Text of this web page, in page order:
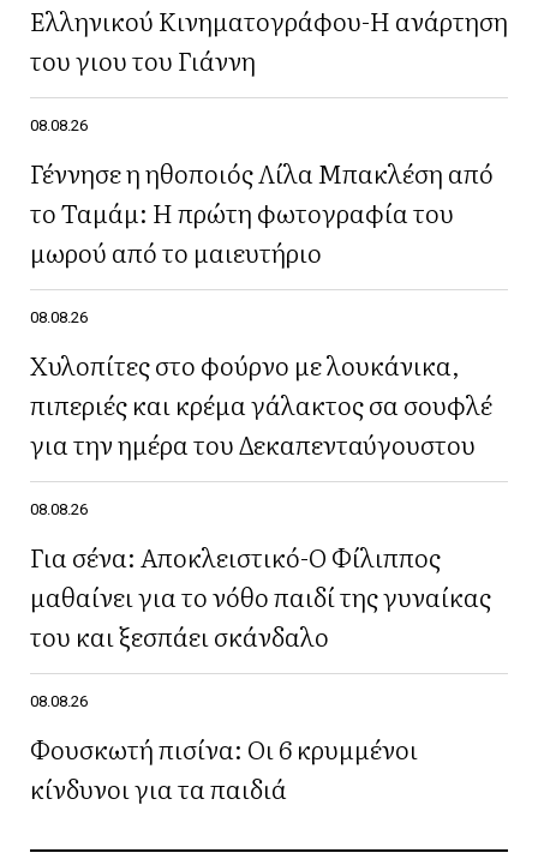
Ελληνικού Κινηματογράφου-Η ανάρτηση
του γιου του Γιάννη
08.08.26
Γέννησε η ηθοποιός Λίλα Μπακλέση από
το Ταμάμ: Η πρώτη φωτογραφία του
μωρού από το μαιευτήριο
08.08.26
Χυλοπίτες στο φούρνο με λουκάνικα,
πιπεριές και κρέμα γάλακτος σα σουφλέ
για την ημέρα του Δεκαπενταύγουστου
08.08.26
Για σένα: Αποκλειστικό-Ο Φίλιππος
μαθαίνει για το νόθο παιδί της γυναίκας
του και ξεσπάει σκάνδαλο
08.08.26
Φουσκωτή πισίνα: Οι 6 κρυμμένοι
κίνδυνοι για τα παιδιά